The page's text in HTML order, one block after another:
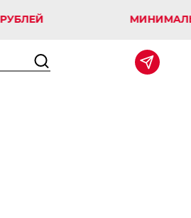
МИНИМАЛЬНАЯ